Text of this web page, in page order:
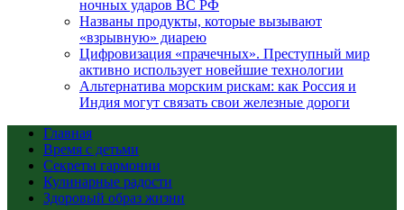
ночных ударов ВС РФ
Названы продукты, которые вызывают
«взрывную» диарею
Цифровизация «прачечных». Преступный мир
активно использует новейшие технологии
Альтернатива морским рискам: как Россия и
Индия могут связать свои железные дороги
Главная
Время с детьми
Секреты гармонии
Кулинарные радости
Здоровый образ жизни